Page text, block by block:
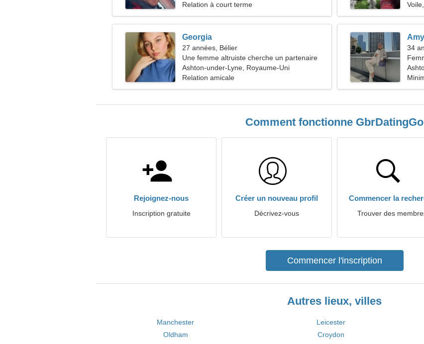
Relation à court terme
Georgia
27 années, Bélier
Une femme altruiste cherche un partenaire
Ashton-under-Lyne, Royaume-Uni
Relation amicale
Amy
34
Comment fonctionne GbrDatingGo
Rejoignez-nous
Inscription gratuite
Créer un nouveau profil
Décrivez-vous
Commencer la
Trouver des
Commencer l'inscription
Autres lieux, villes
Manchester Leicester
Oldham
Croydon